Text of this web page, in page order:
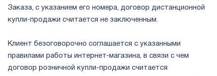
Заказа, с указанием его номера, договор дистанционной
купли-продажи считается не заключенным.
Клиент безоговорочно соглашается с указанными
правилами работы интернет-магазина, в связи с чем
договор розничной купли-продажи считается